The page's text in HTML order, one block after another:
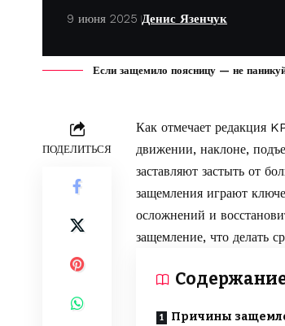
9 июня 2025 Денис Язенчук
Если защемило поясницу — не
ПОДЕЛИТЬСЯ
Как отмечает редакция
движении, наклоне,
заставляют застыть от
защемления играют
осложнений и
защемление, что делать
Причины